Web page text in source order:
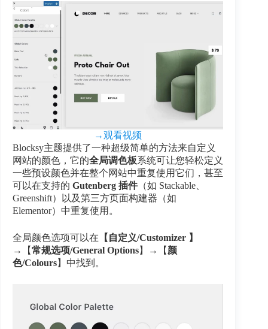
→观看视频
Blocksy主题提供了一种超级简单的方法来自定义
网站的颜色，它的全局调色板系统可让您轻松定义
一些预设颜色并在整个网站中重复使用它们，甚至
可以在支持的 Gutenberg 插件（如 Stackable、
Greenshift）以及第三方页面构建器（如
Elementor）中重复使用。
全局颜色选项可以在 【自定义/Customizer 】
→【常规选项/General Options】→【 颜
色/Colours】中找到。